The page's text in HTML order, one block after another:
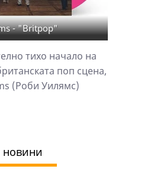
- "Britpop"
тихо начало на
поп сцена,
(Роби Уилямс)
новини